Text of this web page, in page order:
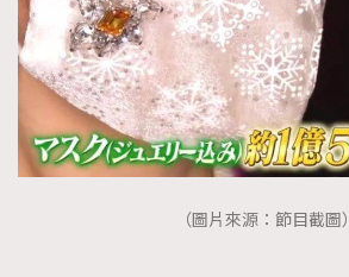
（圖片來源：節目截圖）